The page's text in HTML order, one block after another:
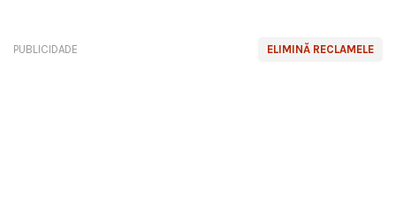
ELIMINĂ RECLAMELE
PUBLICIDADE